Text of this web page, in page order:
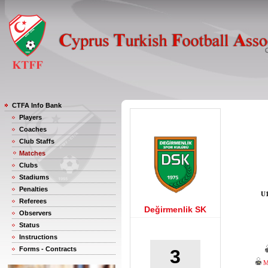
CTFA Info Bank
Players
Coaches
Club Staffs
Matches
Clubs
Stadiums
Penalties
Referees
Observers
Status
Instructions
Forms - Contracts
Değirmenlik SK
3